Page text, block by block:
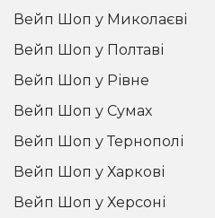
Вейп Шоп у Миколаєві
Вейп Шоп у Полтаві
Вейп Шоп у Рівне
Вейп Шоп у Сумах
Вейп Шоп у Тернополі
Вейп Шоп у Харкові
Вейп Шоп у Херсоні